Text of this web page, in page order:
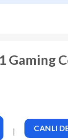
Gaming
| CANLI